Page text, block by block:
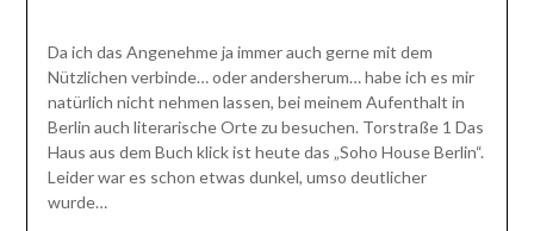
3.
März
2014
Da ich das Angenehme ja immer auch gerne mit dem
Nützlichen verbinde… oder andersherum… habe ich es mir
natürlich nicht nehmen lassen, bei meinem Aufenthalt in
Berlin auch literarische Orte zu besuchen. Torstraße 1 Das
Haus aus dem Buch klick ist heute das „Soho House Berlin“.
Leider war es schon etwas dunkel, umso deutlicher
wurde…